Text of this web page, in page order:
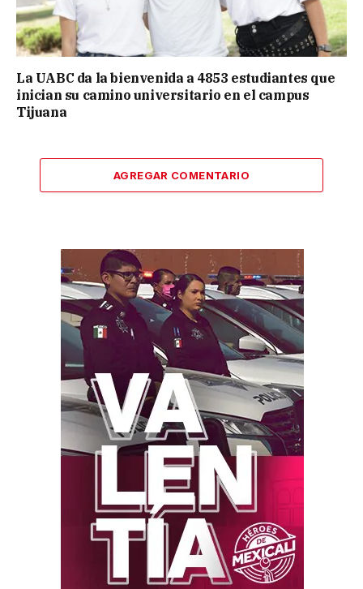
La UABC da la bienvenida a 4853 estudiantes que
inician su camino universitario en el campus
Tijuana
AGREGAR COMENTARIO